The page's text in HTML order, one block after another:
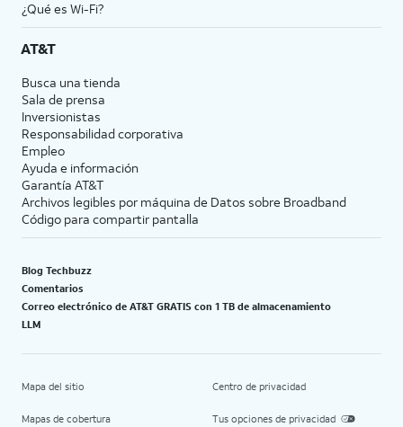
¿Qué es Wi-Fi?
AT&T
Busca una tienda
Sala de prensa
Inversionistas
Responsabilidad corporativa
Empleo
Ayuda e información
Garantía AT&T
Archivos legibles por máquina de Datos sobre Broadband
Código para compartir pantalla
Blog Techbuzz
Comentarios
Correo electrónico de AT&T GRATIS con 1 TB de almacenamiento
LLM
Mapa del sitio
Mapas de cobertura
Centro de privacidad
Tus opciones de privacidad